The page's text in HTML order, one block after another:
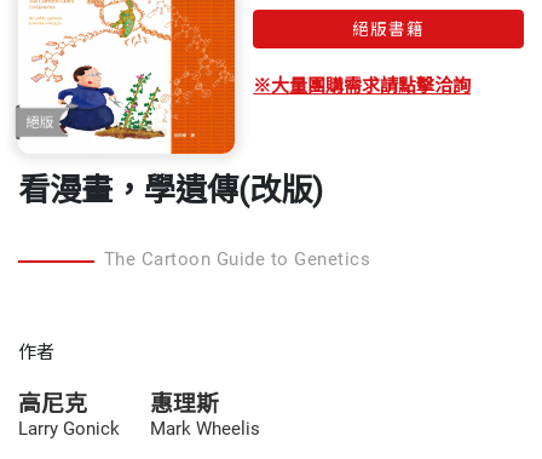
絕版書籍
※大量團購需求請點擊洽詢
看漫畫，學遺傳(改版)
The Cartoon Guide to Genetics
作者
高尼克
Larry Gonick
惠理斯
Mark Wheelis